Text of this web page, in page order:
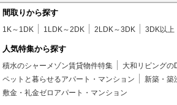
間取りから探す
1K～1DK 1LDK～2DK 2LDK～3DK 3DK以上
人気特集から探す
積水のシャーメゾン賃貸物件特集
大和リビングの
ペットと暮らせるアパート・マンション
新築・築
敷金・礼金ゼロアパート・マンション